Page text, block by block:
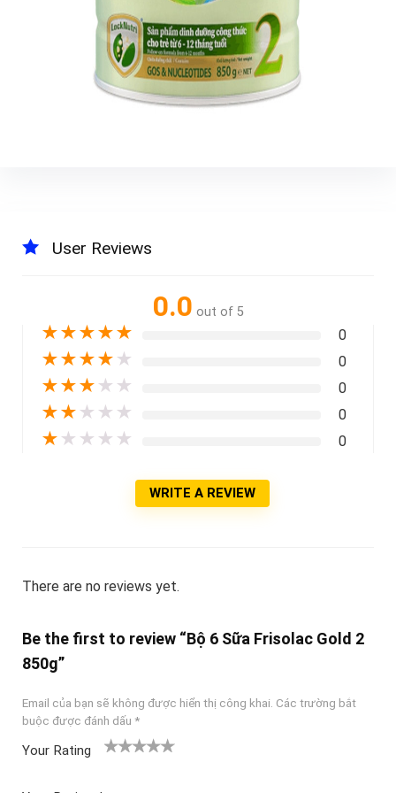
User Reviews
0.0 out of 5
★★★★★ 0
★★★★ ★ 0
★★★ ★ ★ 0
★★ ★ ★ ★ 0
★ ★ ★ ★ ★ 0
WRITE A REVIEW
There are no reviews yet.
Be the first to review “Bộ 6 Sữa Frisolac Gold 2
850g”
Email của bạn sẽ không được hiển thị công khai. Các trường bắt
buộc được đánh dấu *
Your Rating